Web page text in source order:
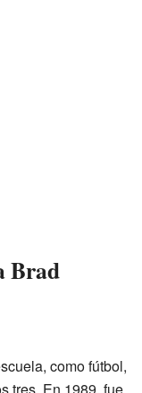
Brad
como fútbol,